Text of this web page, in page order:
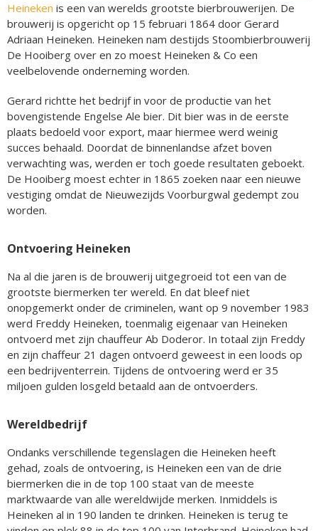
Heineken is een van werelds grootste bierbrouwerijen. De
brouwerij is opgericht op 15 februari 1864 door Gerard
Adriaan Heineken. Heineken nam destijds Stoombierbrouwerij
De Hooiberg over en zo moest Heineken & Co een
veelbelovende onderneming worden.
Gerard richtte het bedrijf in voor de productie van het
bovengistende Engelse Ale bier. Dit bier was in de eerste
plaats bedoeld voor export, maar hiermee werd weinig
succes behaald. Doordat de binnenlandse afzet boven
verwachting was, werden er toch goede resultaten geboekt.
De Hooiberg moest echter in 1865 zoeken naar een nieuwe
vestiging omdat de Nieuwezijds Voorburgwal gedempt zou
worden.
Ontvoering Heineken
Na al die jaren is de brouwerij uitgegroeid tot een van de
grootste biermerken ter wereld. En dat bleef niet
onopgemerkt onder de criminelen, want op 9 november 1983
werd Freddy Heineken, toenmalig eigenaar van Heineken
ontvoerd met zijn chauffeur Ab Doderor. In totaal zijn Freddy
en zijn chaffeur 21 dagen ontvoerd geweest in een loods op
een bedrijventerrein. Tijdens de ontvoering werd er 35
miljoen gulden losgeld betaald aan de ontvoerders.
Wereldbedrijf
Ondanks verschillende tegenslagen die Heineken heeft
gehad, zoals de ontvoering, is Heineken een van de drie
biermerken die in de top 100 staat van de meeste
marktwaarde van alle wereldwijde merken. Inmiddels is
Heineken al in 190 landen te drinken. Heineken is terug te